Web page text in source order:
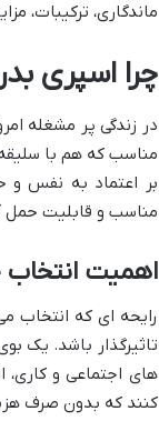
ماندگاری، ترکیبات،
چرا اسپری
در زندگی پر مشغله
مناسب که هم با
بر اعتماد به نفس و
مناسب و قابلیت حمل
اهمیت انتخاب
رایحه ای که انتخاب
تاثیرگذار باشد. یک
های اجتماعی و کاری،
کنند که بدون صرف